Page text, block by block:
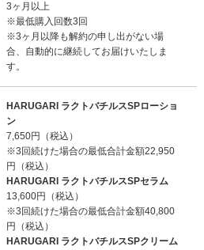
3ヶ月以上
※最低購入回数3回
※3ヶ月以降も解約の申し出がない場
合、自動的に継続してお届けいたしま
す。
HARUGARI ラクトバチルスSPローショ
ン
7,650円（税込）
※3回続けた場合の最低合計金額22,950
円（税込）
HARUGARI ラクトバチルスSPセラム
13,600円（税込）
※3回続けた場合の最低合計金額40,800
円（税込）
HARUGARI ラクトバチルスSPクリーム